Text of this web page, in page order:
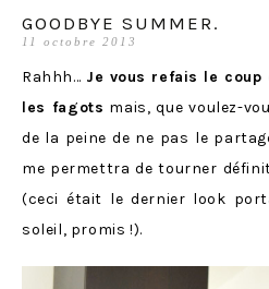
GOODBYE SUMMER.
11 octobre 2013
Rahhh… Je vous refais le
les fagots mais, que voulez-
de la peine de ne pas le
me permettra de tourner
(ceci était le dernier look
soleil, promis !).